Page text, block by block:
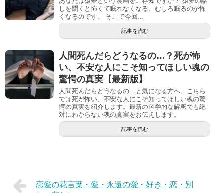
しを聞くと怖くて眠れなくなる、むしろ眠るのが怖
くなるのです。 そこで今回...
記事を読む
人間死んだらどうなるの…？死が怖
い、不安な人にこそ知ってほしい魂の
驚愕の真実【最新版】
人間死んだらどうなるの…と気になる方へ。こちら
では死が怖い、不安な人にこそ知ってほしい魂の驚
愕の真実を紹介します。最新の科学的な解釈でも絶
対にわからない魂の真実をお伝えします。
記事を読む
恋愛の花言葉・愛・永遠の愛・好き・恋・別